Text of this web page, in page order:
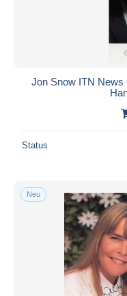
Jon Snow ITN News
Status
Neu